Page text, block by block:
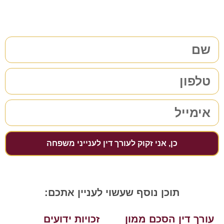
כן, אני זקוק לעורך דין לענייני משפחה
תוכן נוסף שעשוי לעניין אתכם:
עורך דין הסכם ממון
זכויות ידועים